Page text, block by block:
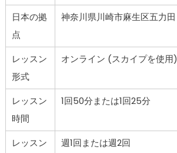
日本の拠
点
神奈川県川崎市麻生区五力田
レッスン
形式
オンライン (スカイプを使用)
レッスン
時間
1回50分または1回25分
レッスン
週1回または週2回